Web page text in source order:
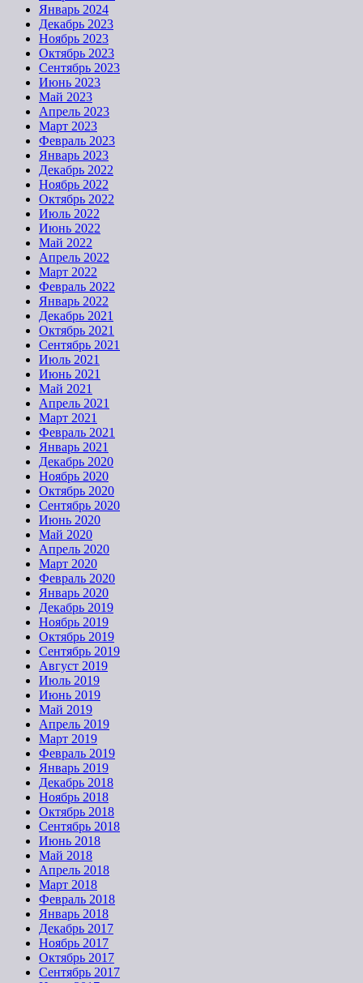
Январь 2024
Декабрь 2023
Ноябрь 2023
Октябрь 2023
Сентябрь 2023
Июнь 2023
Май 2023
Апрель 2023
Март 2023
Февраль 2023
Январь 2023
Декабрь 2022
Ноябрь 2022
Октябрь 2022
Июль 2022
Июнь 2022
Май 2022
Апрель 2022
Март 2022
Февраль 2022
Январь 2022
Декабрь 2021
Октябрь 2021
Сентябрь 2021
Июль 2021
Июнь 2021
Май 2021
Апрель 2021
Март 2021
Февраль 2021
Январь 2021
Декабрь 2020
Ноябрь 2020
Октябрь 2020
Сентябрь 2020
Июнь 2020
Май 2020
Апрель 2020
Март 2020
Февраль 2020
Январь 2020
Декабрь 2019
Ноябрь 2019
Октябрь 2019
Сентябрь 2019
Август 2019
Июль 2019
Июнь 2019
Май 2019
Апрель 2019
Март 2019
Февраль 2019
Январь 2019
Декабрь 2018
Ноябрь 2018
Октябрь 2018
Сентябрь 2018
Июнь 2018
Май 2018
Апрель 2018
Март 2018
Февраль 2018
Январь 2018
Декабрь 2017
Ноябрь 2017
Октябрь 2017
Сентябрь 2017